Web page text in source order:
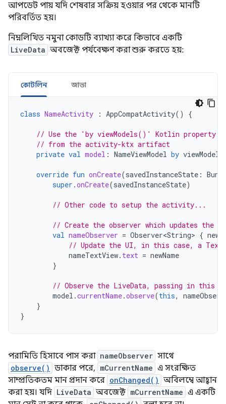
আপডেট পায় যদি শেষবার সক্রিয় হওয়ার পর থেকে মানটি
পরিবর্তিত হয়।
নিম্নলিখিত নমুনা কোডটি ব্যাখ্যা করে কিভাবে একটি
LiveData অবজেক্ট পর্যবেক্ষণ করা শুরু করতে হয়:
কোটলিন জাভা
class NameActivity : AppCompatActivity() {
// Use the 'by viewModels()' Kotlin property
// from the activity-ktx artifact
private val model : NameViewModel by viewModels
override fun onCreate(savedInstanceState :
super .onCreate(savedInstanceState)
// Other code to setup the activity...
// Create the observer which updates the
val nameObserver = Observer<String> {
// Update the UI, in this case, a
nameTextView. text = newName
}
// Observe the LiveData, passing in this
model .currentName.observe(this,
}
}
পরামিতি হিসাবে পাস করা nameObserver সাথে
observe() ডাকার পরে, mCurrentName এ সংরক্ষিত
সাম্প্রতিকতম মান প্রদান করে onChanged() অবিলম্বে আহ্বান
করা হয়। যদি LiveData অবজেক্ট mCurrentName এ একটি